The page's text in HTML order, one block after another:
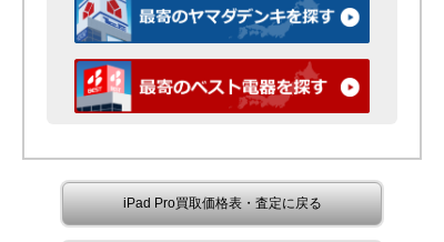
iPad Pro買取価格表・査定に戻る